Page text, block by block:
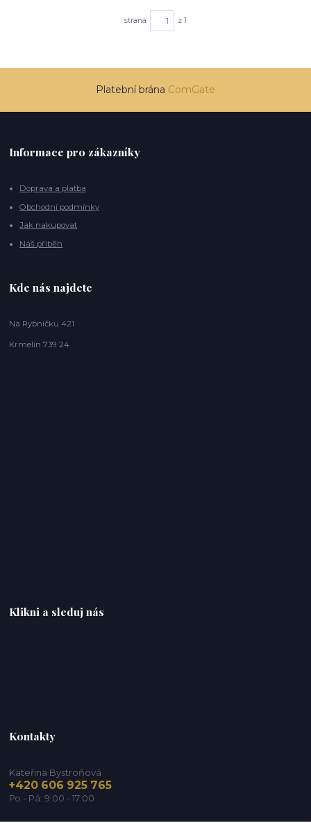
strana z 1
Platební brána ComGate
Informace pro zákazníky
Doprava a platba
Obchodní podmínky
Jak nakupovat
Náš příběh
Kde nás najdete
Na Rybníčku 421
Krmelín 739 24
Klikni a sleduj nás
Kontakty
Kateřina Bystroňová
+420 606 925 765
Po - Pá: 9:00 - 17:00